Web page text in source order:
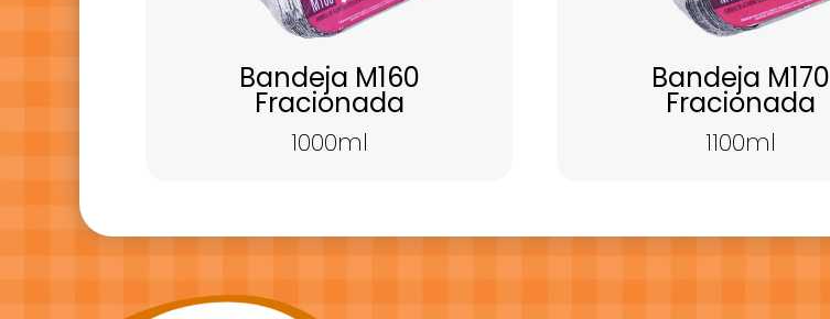
Bandeja M160
Fracionada
1000ml
Bandeja M170
Fracionada
1100ml